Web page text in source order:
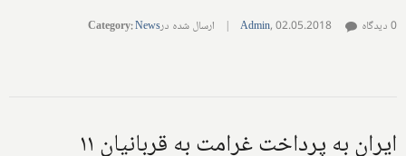
Admin,02.05.2018
| ارسال شده در Category:News 0 دیدگاه
ایران به پرداخت غرامت به قربانیان ۱۱